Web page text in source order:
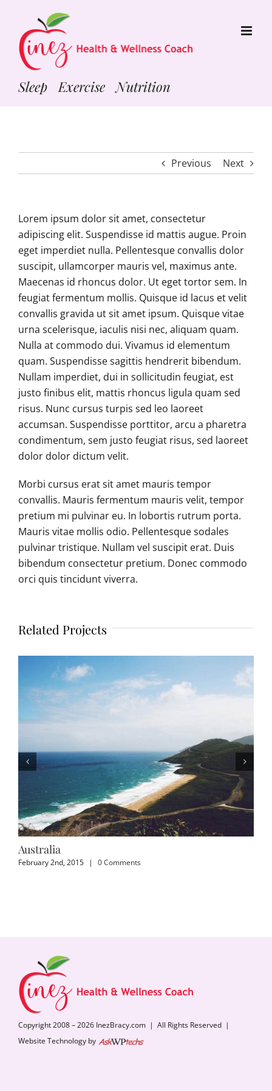
content
Sleep Exercise Nutrition
Previous Next
Lorem ipsum dolor sit amet, consectetur
adipiscing elit. Suspendisse id mattis augue. Proin
eget imperdiet nulla. Pellentesque convallis dolor
suscipit, ullamcorper mauris vel, maximus ante.
Maecenas id rhoncus dolor. Ut eget tortor sem. In
feugiat fermentum mollis. Quisque id lacus et velit
convallis gravida ut sit amet ipsum. Quisque vitae
urna scelerisque, iaculis nisi nec, aliquam quam.
Nulla at commodo dui. Vivamus id elementum
quam. Suspendisse sagittis hendrerit bibendum.
Nullam imperdiet, dui in sollicitudin feugiat, est
justo finibus elit, mattis rhoncus ligula quam sed
risus. Nunc cursus turpis sed leo laoreet
accumsan. Suspendisse porttitor, arcu a pharetra
condimentum, sem justo feugiat risus, sed laoreet
dolor dolor dictum velit.
Morbi cursus erat sit amet mauris tempor
convallis. Mauris fermentum mauris velit, tempor
pretium mi pulvinar eu. In lobortis rutrum porta.
Mauris vitae mollis odio. Pellentesque sodales
pulvinar tristique. Nullam vel suscipit erat. Duis
bibendum consectetur pretium. Donec commodo
orci quis tincidunt viverra.
Related Projects
Australia
February 2nd, 2015 | 0 Comments
Copyright 2008 – 2026 InezBracy.com | All Rights Reserved |
Website Technology by